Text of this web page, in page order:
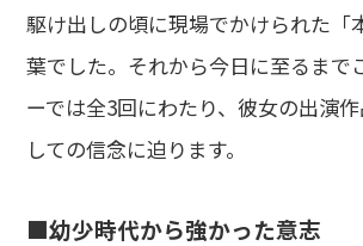
駆け出しの頃に現場でかけられた
葉でした。それから今日に至るまで
ーでは全3回にわたり、彼女の出演
しての信念に迫ります。
■幼少時代から強かった意志